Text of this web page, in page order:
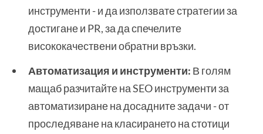
инструменти - и да използвате стратегии за
достигане и PR, за да спечелите
висококачествени обратни връзки.
Автоматизация и инструменти: В голям
мащаб разчитайте на SEO инструменти за
автоматизиране на досадните задачи - от
проследяване на класирането на стотици